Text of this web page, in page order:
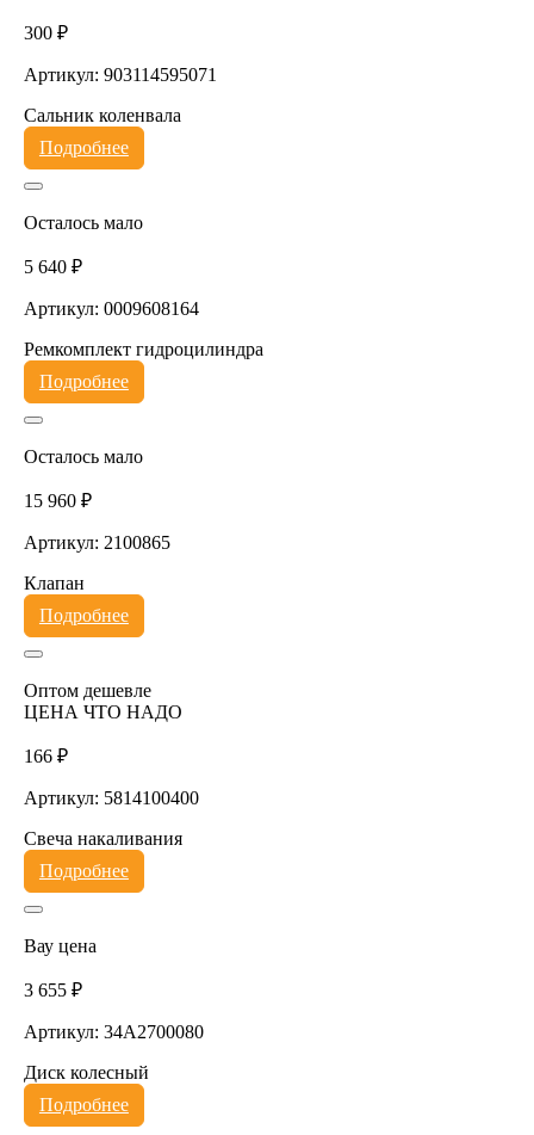
300 ₽
Артикул: 903114595071
Сальник коленвала
Подробнее
Осталось мало
5 640 ₽
Артикул: 0009608164
Ремкомплект гидроцилиндра
Подробнее
Осталось мало
15 960 ₽
Артикул: 2100865
Клапан
Подробнее
Оптом дешевле
ЦЕНА ЧТО НАДО
166 ₽
Артикул: 5814100400
Свеча накаливания
Подробнее
Вау цена
3 655 ₽
Артикул: 34A2700080
Диск колесный
Подробнее